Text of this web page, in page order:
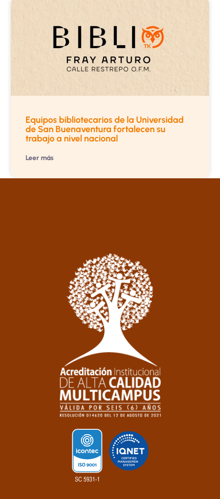
Equipos bibliotecarios de la Universidad
de San Buenaventura fortalecen su
trabajo a nivel nacional
Leer más